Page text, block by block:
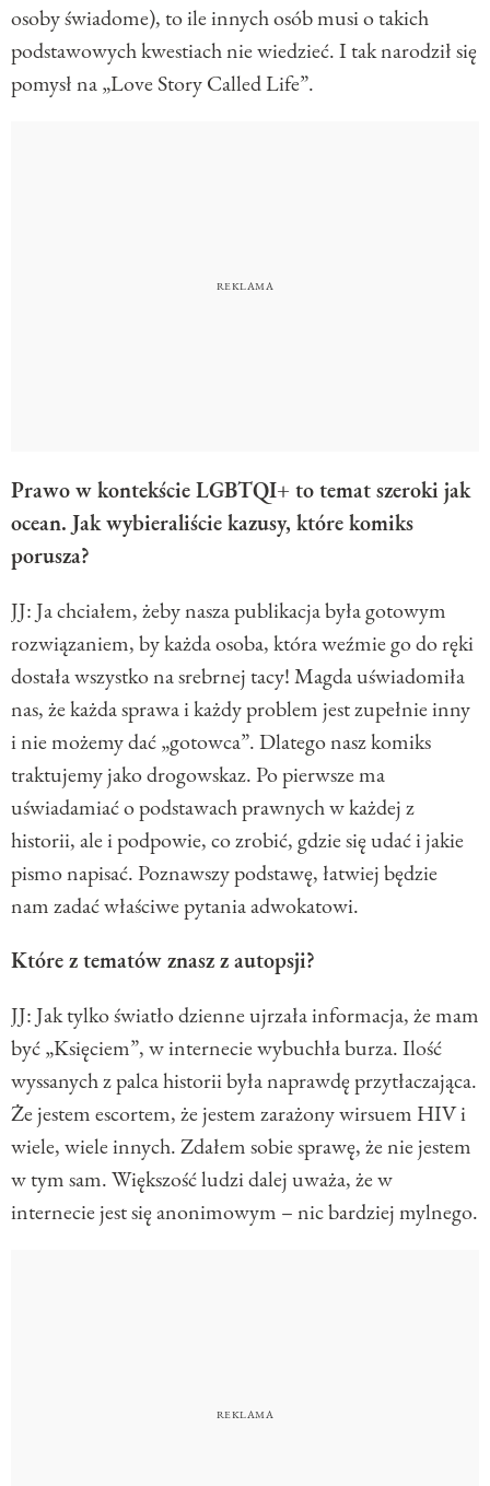
osoby świadome), to ile innych osób musi o takich
podstawowych kwestiach nie wiedzieć. I tak narodził się
pomysł na „Love Story Called Life”.
Prawo w kontekście LGBTQI+ to temat szeroki jak
ocean. Jak wybieraliście kazusy, które komiks
porusza?
JJ: Ja chciałem, żeby nasza publikacja była gotowym
rozwiązaniem, by każda osoba, która weźmie go do ręki
dostała wszystko na srebrnej tacy! Magda uświadomiła
nas, że każda sprawa i każdy problem jest zupełnie inny
i nie możemy dać „gotowca”. Dlatego nasz komiks
traktujemy jako drogowskaz. Po pierwsze ma
uświadamiać o podstawach prawnych w każdej z
historii, ale i podpowie, co zrobić, gdzie się udać i jakie
pismo napisać. Poznawszy podstawę, łatwiej będzie
nam zadać właściwe pytania adwokatowi.
Które z tematów znasz z autopsji?
JJ: Jak tylko światło dzienne ujrzała informacja, że mam
być „Księciem”, w internecie wybuchła burza. Ilość
wyssanych z palca historii była naprawdę przytłaczająca.
Że jestem escortem, że jestem zarażony wirsuem HIV i
wiele, wiele innych. Zdałem sobie sprawę, że nie jestem
w tym sam. Większość ludzi dalej uważa, że w
internecie jest się anonimowym – nic bardziej mylnego.